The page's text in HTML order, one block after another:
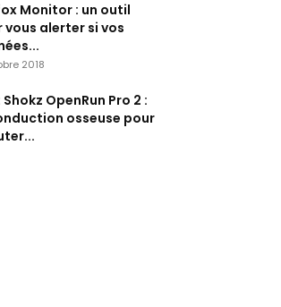
Monitor : un outil
vous alerter si vos
2018
OpenRun Pro 2 :
osseuse pour